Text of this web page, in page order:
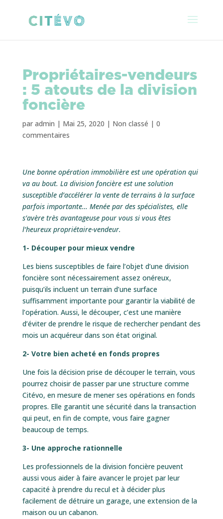
Propriétaires-vendeurs
: 5 atouts de la division
foncière
par admin | Mai 25, 2020 | Non classé | 0
commentaires
Une bonne opération immobilière est une opération qui
va au bout. La division foncière est une solution
susceptible d’accélérer la vente de terrains à la surface
parfois importante… Menée par des spécialistes, elle
s’avère très avantageuse pour vous si vous êtes
l’heureux propriétaire-vendeur.
1- Découper pour mieux vendre
Les biens susceptibles de faire l’objet d’une division
foncière sont nécessairement assez onéreux,
puisqu’ils incluent un terrain d’une surface
suffisamment importante pour garantir la viabilité de
l’opération. Aussi, le découper, c’est une manière
d’éviter de prendre le risque de rechercher pendant des
mois un acquéreur dans son état original.
2- Votre bien acheté en fonds propres
Une fois la décision prise de découper le terrain, vous
pourrez choisir de passer par une structure comme
Citévo, en mesure de mener ses opérations en fonds
propres. Elle garantit une sécurité dans la transaction
qui peut, en fin de compte, vous faire gagner
beaucoup de temps.
3- Une approche rationnelle
Les professionnels de la division foncière peuvent
aussi vous aider à faire avancer le projet par leur
capacité à prendre du recul et à décider plus
facilement de détruire un garage, une extension de la
maison ou un cabanon.